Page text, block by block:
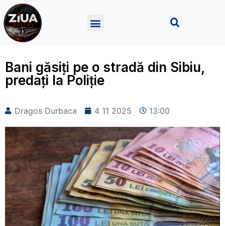
Bani găsiți pe o stradă din Sibiu,
predați la Poliție
Dragos Durbaca 4 11 2025 13:00